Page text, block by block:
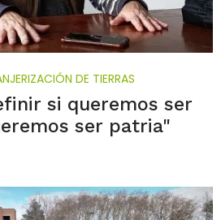
DE TIERRAS
si queremos ser
ser patria"